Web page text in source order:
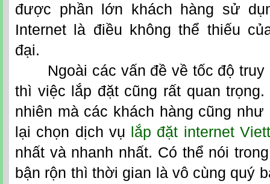
được phần lớn khách hàng sử
Internet là điều không thể thiếu
đại.
Ngoài các vấn đề về tốc độ truy
thì việc lắp đặt cũng rất quan trọng.
nhiên mà các khách hàng cũng
lại chọn dịch vụ
lắp đặt internet
nhất và nhanh nhất. Có thể nói
bận rộn thì thời gian là vô cùng quý